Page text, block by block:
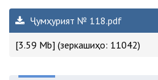
Ҷумҳурият № 118.pdf
[3.59 Mb] (зеркашиҳо: 11042)